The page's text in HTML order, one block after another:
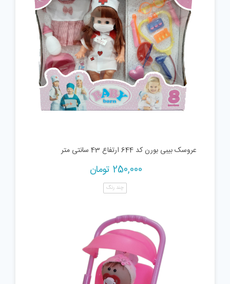
عروسک بیبی بورن کد 644 ارتفاع 43 سانتی متر
250,000 تومان
چند رنگ